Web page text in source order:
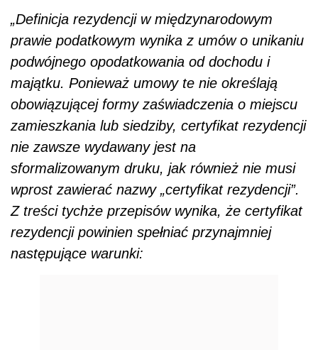
„Definicja rezydencji w międzynarodowym
prawie podatkowym wynika z umów o unikaniu
podwójnego opodatkowania od dochodu i
majątku. Ponieważ umowy te nie określają
obowiązującej formy zaświadczenia o miejscu
zamieszkania lub siedziby, certyfikat rezydencji
nie zawsze wydawany jest na
sformalizowanym druku, jak również nie musi
wprost zawierać nazwy „certyfikat rezydencji”.
Z treści tychże przepisów wynika, że certyfikat
rezydencji powinien spełniać przynajmniej
następujące warunki: